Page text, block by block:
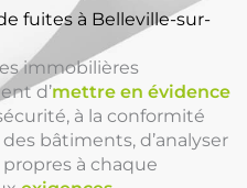
fuites à Belleville-sur-
immobilières
d’mettre en évidence
à la conformité
bâtiments, d’analyser
à chaque